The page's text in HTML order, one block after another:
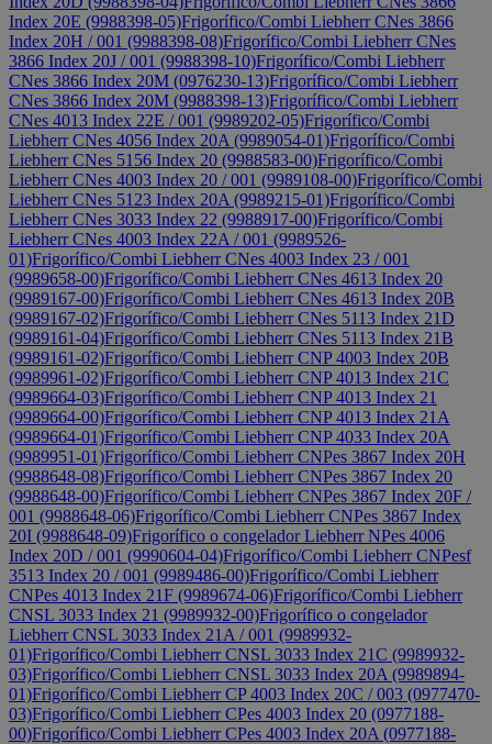
Index 20E (9988398-05)Frigorífico/Combi Liebherr CNes 3866
Index 20H / 001 (9988398-08)Frigorífico/Combi Liebherr CNes
3866 Index 20J / 001 (9988398-10)Frigorífico/Combi Liebherr
CNes 3866 Index 20M (0976230-13)Frigorífico/Combi Liebherr
CNes 3866 Index 20M (9988398-13)Frigorífico/Combi Liebherr
CNes 4013 Index 22E / 001 (9989202-05)Frigorífico/Combi
Liebherr CNes 4056 Index 20A (9989054-01)Frigorífico/Combi
Liebherr CNes 5156 Index 20 (9988583-00)Frigorífico/Combi
Liebherr CNes 4003 Index 20 / 001 (9989108-00)Frigorífico/Combi
Liebherr CNes 5123 Index 20A (9989215-01)Frigorífico/Combi
Liebherr CNes 3033 Index 22 (9988917-00)Frigorífico/Combi
Liebherr CNes 4003 Index 22A / 001 (9989526-
01)Frigorífico/Combi Liebherr CNes 4003 Index 23 / 001
(9989658-00)Frigorífico/Combi Liebherr CNes 4613 Index 20
(9989167-00)Frigorífico/Combi Liebherr CNes 4613 Index 20B
(9989167-02)Frigorífico/Combi Liebherr CNes 5113 Index 21D
(9989161-04)Frigorífico/Combi Liebherr CNes 5113 Index 21B
(9989161-02)Frigorífico/Combi Liebherr CNP 4003 Index 20B
(9989961-02)Frigorífico/Combi Liebherr CNP 4013 Index 21C
(9989664-03)Frigorífico/Combi Liebherr CNP 4013 Index 21
(9989664-00)Frigorífico/Combi Liebherr CNP 4013 Index 21A
(9989664-01)Frigorífico/Combi Liebherr CNP 4033 Index 20A
(9989951-01)Frigorífico/Combi Liebherr CNPes 3867 Index 20H
(9988648-08)Frigorífico/Combi Liebherr CNPes 3867 Index 20
(9988648-00)Frigorífico/Combi Liebherr CNPes 3867 Index 20F /
001 (9988648-06)Frigorífico/Combi Liebherr CNPes 3867 Index
20I (9988648-09)Frigorífico o congelador Liebherr NPes 4006
Index 20D / 001 (9990604-04)Frigorífico/Combi Liebherr CNPesf
3513 Index 20 / 001 (9989486-00)Frigorífico/Combi Liebherr
CNPes 4013 Index 21F (9989674-06)Frigorífico/Combi Liebherr
CNSL 3033 Index 21 (9989932-00)Frigorífico o congelador
Liebherr CNSL 3033 Index 21A / 001 (9989932-
01)Frigorífico/Combi Liebherr CNSL 3033 Index 21C (9989932-
03)Frigorífico/Combi Liebherr CNSL 3033 Index 20A (9989894-
01)Frigorífico/Combi Liebherr CP 4003 Index 20C / 003 (0977470-
03)Frigorífico/Combi Liebherr CPes 4003 Index 20 (0977188-
00)Frigorífico/Combi Liebherr CPes 4003 Index 20A (0977188-